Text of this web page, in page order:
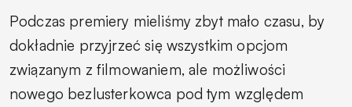
Podczas premiery mieliśmy zbyt mało czasu, by
dokładnie przyjrzeć się wszystkim opcjom
związanym z filmowaniem, ale możliwości
nowego bezlusterkowca pod tym względem